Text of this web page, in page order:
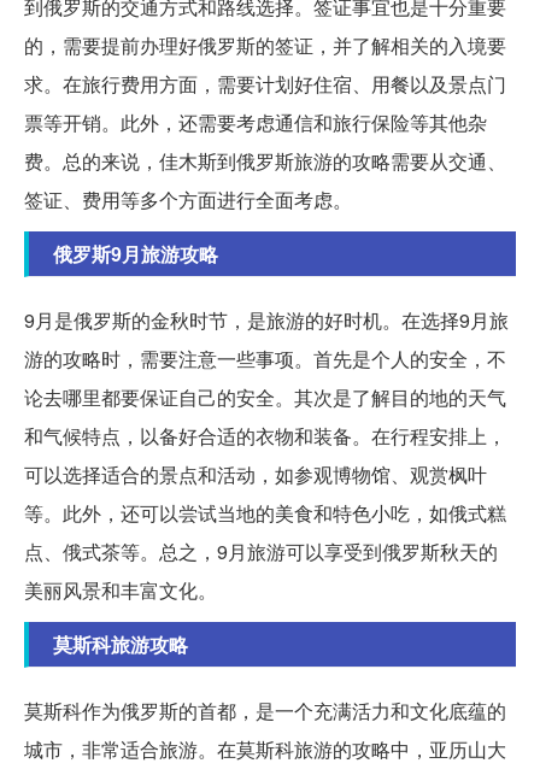
到俄罗斯的交通方式和路线选择。签证事宜也是十分重要
的，需要提前办理好俄罗斯的签证，并了解相关的入境要
求。在旅行费用方面，需要计划好住宿、用餐以及景点门
票等开销。此外，还需要考虑通信和旅行保险等其他杂
费。总的来说，佳木斯到俄罗斯旅游的攻略需要从交通、
签证、费用等多个方面进行全面考虑。
俄罗斯9月旅游攻略
9月是俄罗斯的金秋时节，是旅游的好时机。在选择9月旅
游的攻略时，需要注意一些事项。首先是个人的安全，不
论去哪里都要保证自己的安全。其次是了解目的地的天气
和气候特点，以备好合适的衣物和装备。在行程安排上，
可以选择适合的景点和活动，如参观博物馆、观赏枫叶
等。此外，还可以尝试当地的美食和特色小吃，如俄式糕
点、俄式茶等。总之，9月旅游可以享受到俄罗斯秋天的
美丽风景和丰富文化。
莫斯科旅游攻略
莫斯科作为俄罗斯的首都，是一个充满活力和文化底蕴的
城市，非常适合旅游。在莫斯科旅游的攻略中，亚历山大